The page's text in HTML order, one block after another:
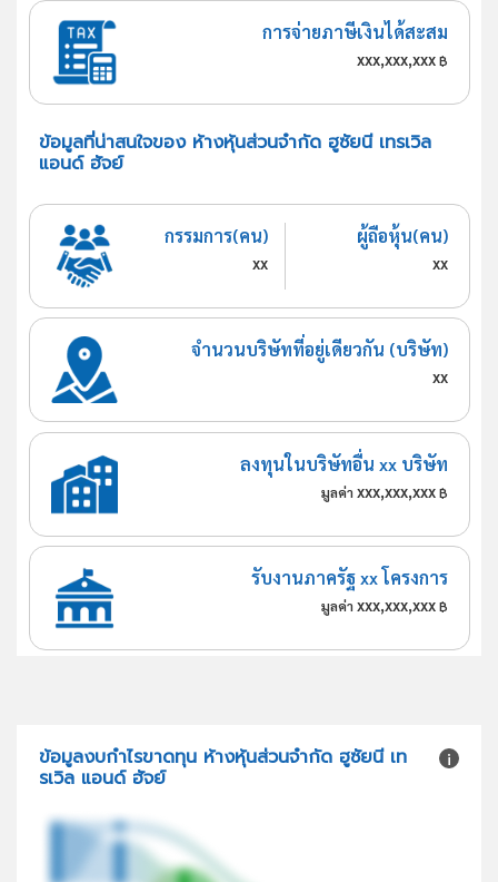
การจ่ายภาษีเงินได้สะสม
xxx,xxx,xxx฿
ข้อมูลที่น่าสนใจของ ห้างหุ้นส่วนจำกัด ฮูซัยนี เทรเวิล
แอนด์ ฮัจย์
กรรมการ(คน)
xx
ผู้ถือหุ้น(คน)
xx
จำนวนบริษัทที่อยู่เดียวกัน (บริษัท)
xx
ลงทุนในบริษัทอื่น xx บริษัท
มูลค่า xxx,xxx,xxx ฿
รับงานภาครัฐ xx โครงการ
มูลค่า xxx,xxx,xxx ฿
ข้อมูลงบกำไรขาดทุน ห้างหุ้นส่วนจำกัด ฮูซัยนี เท
รเวิล แอนด์ ฮัจย์